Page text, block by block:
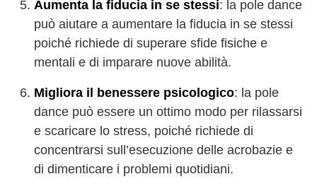
Aumenta la fiducia in se stessi: la pole dance
può aiutare a aumentare la fiducia in se stessi
poiché richiede di superare sfide fisiche e
mentali e di imparare nuove abilità.
Migliora il benessere psicologico: la pole
dance può essere un ottimo modo per rilassarsi
e scaricare lo stress, poiché richiede di
concentrarsi sull’esecuzione delle acrobazie e
di dimenticare i problemi quotidiani.